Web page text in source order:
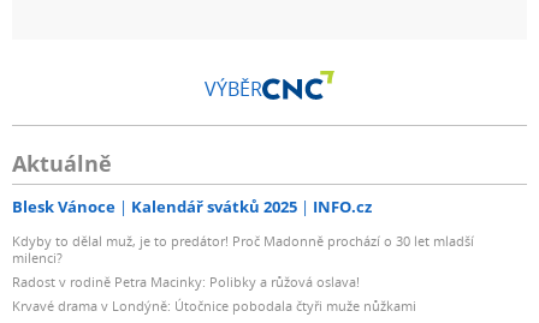
VÝBĚR
Aktuálně
Blesk Vánoce Kalendář svátků 2025 INFO.cz
Kdyby to dělal muž, je to predátor! Proč Madonně prochází o 30 let mladší
milenci?
Radost v rodině Petra Macinky: Polibky a růžová oslava!
Krvavé drama v Londýně: Útočnice pobodala čtyři muže nůžkami